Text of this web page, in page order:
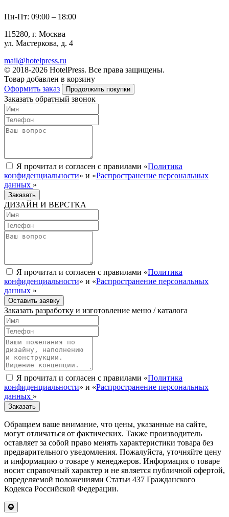
Пн-Пт: 09:00 – 18:00
115280, г. Москва
ул. Мастеркова, д. 4
mail@hotelpress.ru
© 2018-2026 HotelPress. Все права защищены.
Товар добавлен в корзину
Оформить заказ
Продолжить покупки
Заказать обратный звонок
Я прочитал и согласен с правилами «Политика
конфиденциальности» и «Распространение персональных
данных »
Заказать
ДИЗАЙН И ВЕРСТКА
Я прочитал и согласен с правилами «Политика
конфиденциальности» и «Распространение персональных
данных »
Оставить заявку
Заказать разработку и изготовление меню / каталога
Я прочитал и согласен с правилами «Политика
конфиденциальности» и «Распространение персональных
данных »
Заказать
Обращаем ваше внимание, что цены, указанные на сайте,
могут отличаться от фактических. Также производитель
оставляет за собой право менять характеристики товара без
предварительного уведомления. Пожалуйста, уточняйте цену
и информацию о товаре у менеджеров. Информация о товаре
носит справочный характер и не является публичной офертой,
определяемой положениями Статьи 437 Гражданского
Кодекса Российской Федерации.